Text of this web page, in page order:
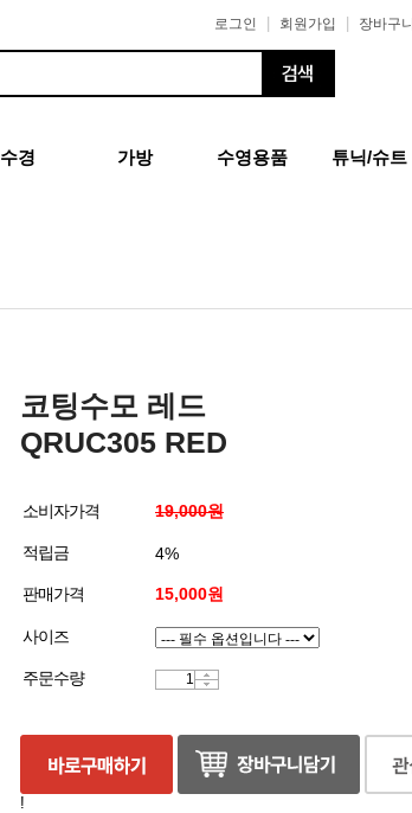
로그인 회원가입 장바구니
수경 가방 수영용품 튜닉/슈트
코팅수모 레드
QRUC305 RED
소비자가격 19,000원
적립금 4%
판매가격 15,000원
사이즈
주문수량
!